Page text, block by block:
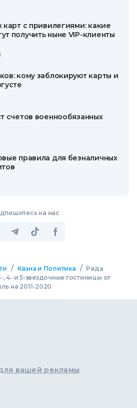
карт с привилегиями: какие
получить ныне VIP-клиенты
кому заблокируют карты и
счетов военнообязанных
правила для безналичных
на нас
/ Казна и Политика / Рада
4- и 5-звездочные гостиницы от
на 2011-2020
вашей рекламы